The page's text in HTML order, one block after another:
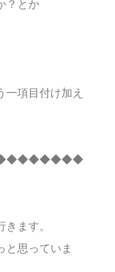
？とか
一項目付け加え
ます。
と思っていま